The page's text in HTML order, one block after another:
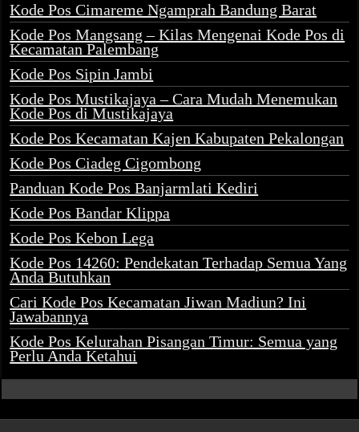
Kode Pos Cimareme Ngamprah Bandung Barat
Kode Pos Mangsang – Kilas Mengenai Kode Pos di
Kecamatan Palembang
Kode Pos Sipin Jambi
Kode Pos Mustikajaya – Cara Mudah Menemukan
Kode Pos di Mustikajaya
Kode Pos Kecamatan Kajen Kabupaten Pekalongan
Kode Pos Ciadeg Cigombong
Panduan Kode Pos Banjarmlati Kediri
Kode Pos Bandar Klippa
Kode Pos Kebon Lega
Kode Pos 14260: Pendekatan Terhadap Semua Yang
Anda Butuhkan
Cari Kode Pos Kecamatan Jiwan Madiun? Ini
Jawabannya
Kode Pos Kelurahan Pisangan Timur: Semua yang
Perlu Anda Ketahui